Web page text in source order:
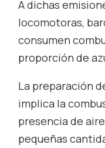
A dichas
locomotoras,
consumen
proporción de
La preparación
implica la
presencia de
pequeñas